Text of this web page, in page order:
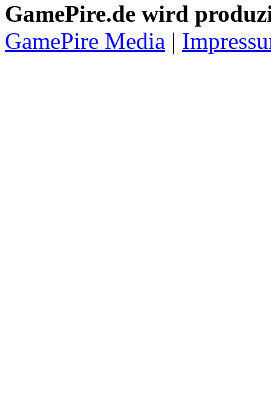
GamePire.de wird
GamePire Media |